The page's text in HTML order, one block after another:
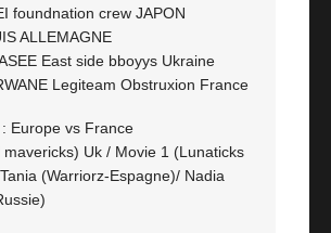
foundnation crew JAPON
ALLEMAGNE
East side bboyys Ukraine
Legiteam Obstruxion France
Europe vs France
mavericks) Uk / Movie 1 (Lunaticks
(Warriorz-Espagne)/ Nadia